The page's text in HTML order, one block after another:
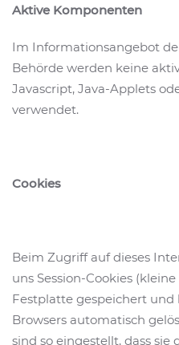
Aktive Komponenten
Im Informationsangebot
Behörde werden keine
Javascript, Java-Applets
verwendet.
Cookies
Beim Zugriff auf dieses
uns Session-Cookies
Festplatte gespeichert und
Browsers automatisch
sind so eingestellt, dass sie